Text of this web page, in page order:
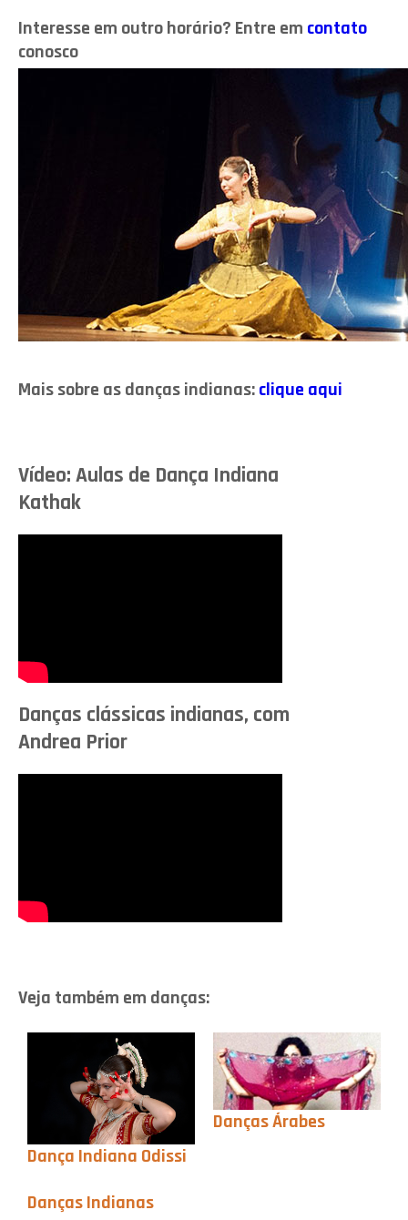
Interesse em outro horário? Entre em contato
conosco
Mais sobre as danças indianas:clique aqui
Vídeo: Aulas de Dança Indiana
Kathak
Danças clássicas indianas, com
Andrea Prior
Veja também em danças:
Dança Indiana Odissi
Danças Árabes
Danças Indianas